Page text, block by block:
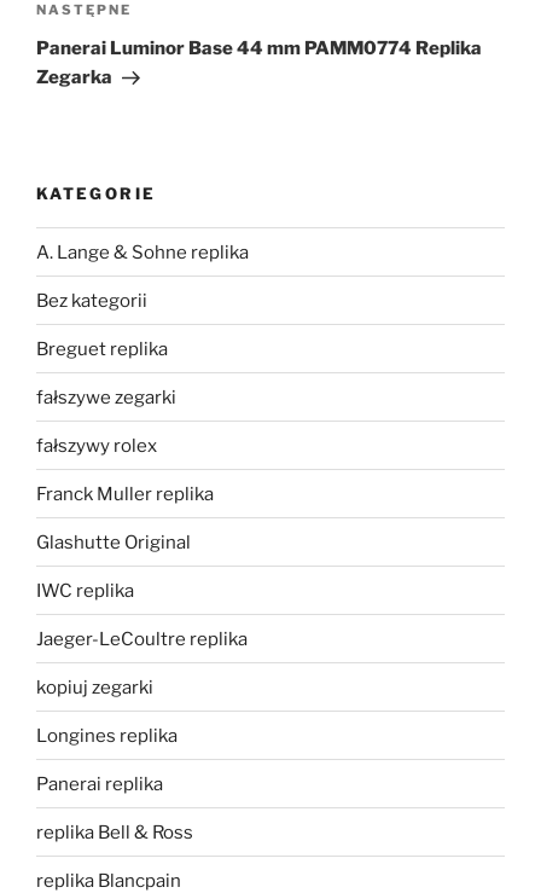
Następny
wpis
NASTĘPNE
Panerai Luminor Base 44 mm PAMM0774 Replika
Zegarka
KATEGORIE
A. Lange & Sohne replika
Bez kategorii
Breguet replika
fałszywe zegarki
fałszywy rolex
Franck Muller replika
Glashutte Original
IWC replika
Jaeger-LeCoultre replika
kopiuj zegarki
Longines replika
Panerai replika
replika Bell & Ross
replika Blancpain